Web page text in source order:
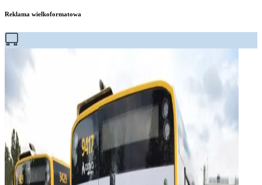
Reklama wielkoformatowa